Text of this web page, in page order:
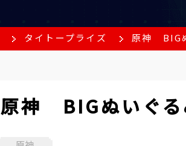
タイトープライズ 原神 BIG
原神 BIGぬいぐる